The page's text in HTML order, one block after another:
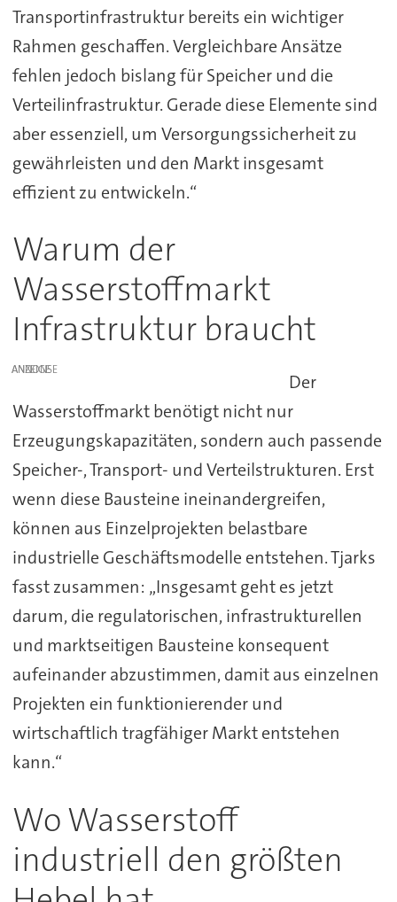
Transportinfrastruktur bereits ein wichtiger
Rahmen geschaffen. Vergleichbare Ansätze
fehlen jedoch bislang für Speicher und die
Verteilinfrastruktur. Gerade diese Elemente sind
aber essenziell, um Versorgungssicherheit zu
gewährleisten und den Markt insgesamt
effizient zu entwickeln.“
Warum der
Wasserstoffmarkt
Infrastruktur braucht
ANZEIGE
Der
Wasserstoffmarkt benötigt nicht nur
Erzeugungskapazitäten, sondern auch passende
Speicher-, Transport- und Verteilstrukturen. Erst
wenn diese Bausteine ineinandergreifen,
können aus Einzelprojekten belastbare
industrielle Geschäftsmodelle entstehen. Tjarks
fasst zusammen: „Insgesamt geht es jetzt
darum, die regulatorischen, infrastrukturellen
und marktseitigen Bausteine konsequent
aufeinander abzustimmen, damit aus einzelnen
Projekten ein funktionierender und
wirtschaftlich tragfähiger Markt entstehen
kann.“
Wo Wasserstoff
industriell den größten